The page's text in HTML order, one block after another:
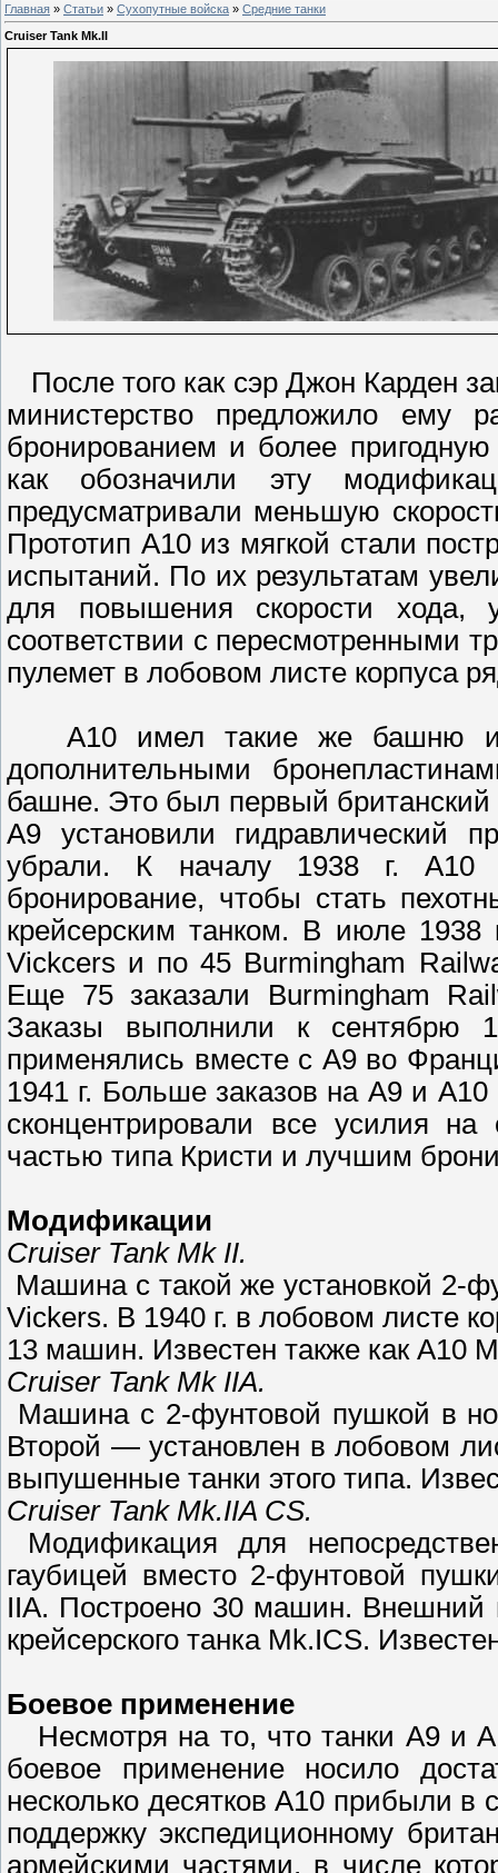
Главная » Статьи » Сухопутные войска » Средние танки
Cruiser Tank Mk.II
После того как сэр Джон Карден
министерство предложило ему
бронированием и более
как обозначили эту
предусматривали меньшую
Прототип A10 из мягкой стали
испытаний. По их результатам
для повышения скорости
соответствии с пересмотренными
пулемет в лобовом листе корпуса
А10 имел такие же башню и
дополнительными
башне. Это был первый британский
А9 установили гидравлический
убрали. К началу 1938 г.
бронирование, чтобы стать
крейсерским танком. В июле
Vickcers и по 45 Burmingham
Еще 75 заказали Burmingham
Заказы выполнили к
применялись вместе с А9 во
1941 г. Больше заказов на А9 и
сконцентрировали все усилия на
частью типа Кристи и лучшим
Модификации
Cruiser Tank Mk II.
Машина с такой же установкой 2-
Vickers. В 1940 г. в лобовом листе
13 машин. Известен также как А10
Cruiser Tank Mk IIA.
Машина с 2-фунтовой пушкой в
Второй — установлен в лобовом
выпушенные танки этого типа.
Cruiser Tank Mk.IIA CS.
Модификация для
гаубицей вместо 2-фунтовой
IIA. Построено 30 машин. Внешний
крейсерского танка Mk.ICS.
Боевое применение
Несмотря на то, что танки А9 и
боевое применение носило
несколько десятков А10 прибыли
поддержку экспедиционному
армейскими частями, в числе